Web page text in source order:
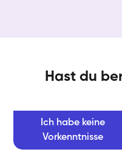
Hast du
Ich habe keine
Vorkenntnisse